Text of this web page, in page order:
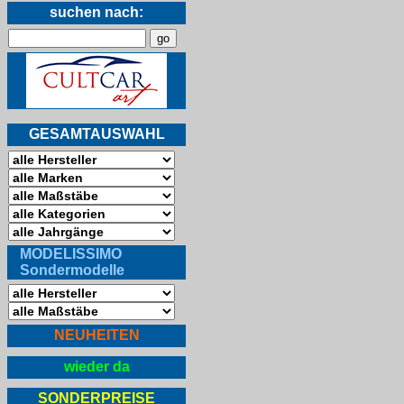
suchen nach:
GESAMTAUSWAHL
MODELISSIMO
Sondermodelle
NEUHEITEN
wieder da
SONDERPREISE